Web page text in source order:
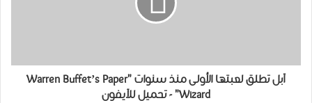
آبل تطلق لعبتها الأولى منذ سنوات "Warren Buffet’s Paper
Wizard" - تحميل للآيفون